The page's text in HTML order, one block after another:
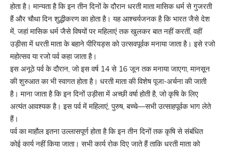
होता है। मान्यता है कि इन तीन दिनों के दौरान धरती माता मासिक धर्म से गुजरती
हैं और चौथा दिन शुद्धीकरण का होता है। यह आश्चर्यजनक है कि भारत जैसे देश
में, जहां मासिक धर्म जैसे विषयों पर महिलाएं तक खुलकर बात नहीं करतीं, वहीं
उड़ीसा में धरती माता के बहाने पीरियड्स को उत्सवपूर्वक मनाया जाता है। इसे रजो
महोत्सव या रजो पर्व कहा जाता है।
इस अनूठे पर्व के दौरान, जो इस वर्ष 14 से 16 जून तक मनाया जाएगा, मानसून
की शुरुआत का भी स्वागत होता है। धरती माता की विशेष पूजा-अर्चना की जाती
है। माना जाता है कि इन दिनों उड़ीसा में अच्छी वर्षा होती है, जो कृषि के लिए
अत्यंत आवश्यक है। इस पर्व में महिलाएं, पुरुष, बच्चे—सभी उत्साहपूर्वक भाग लेते
हैं।
पर्व का माहौल इतना उल्लासपूर्ण होता है कि इन तीन दिनों तक कृषि से संबंधित
कोई कार्य नहीं किया जाता। सभी कार्य रोक दिए जाते हैं ताकि धरती माता को